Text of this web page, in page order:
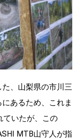
、山梨県の市川三
あるため、これま
ていたが、この
MTB山守人が指